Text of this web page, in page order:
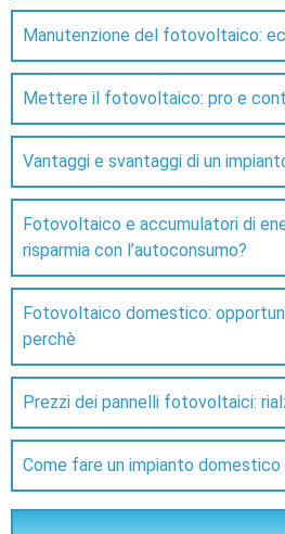
Manutenzione del fotovoltaico:
Mettere il fotovoltaico: pro e
Vantaggi e svantaggi di un
Fotovoltaico e accumulatori di
risparmia con l’autoconsumo?
Fotovoltaico domestico:
perchè
Prezzi dei pannelli fotovoltaici:
Come fare un impianto